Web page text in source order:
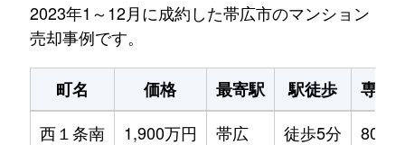
2023年1～12月に成約した帯広市のマンション
売却事例です。
町名 価格 最寄駅 駅徒歩
専有
西１条南
1,900万円 帯広 徒歩5分
80m²